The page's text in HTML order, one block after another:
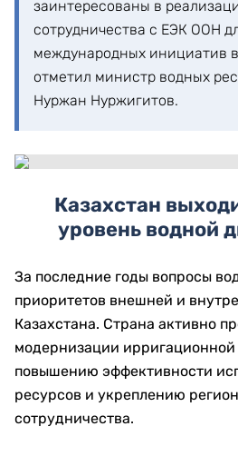
заинтересованы в
сотрудничества с ЕЭК ООН
международных инициатив
отметил министр водных
Нуржан Нуржигитов.
Казахстан
уровень водной
За последние годы вопросы
приоритетов внешней и
Казахстана. Страна активно
модернизации
повышению эффективности
ресурсов и укреплению
сотрудничества.